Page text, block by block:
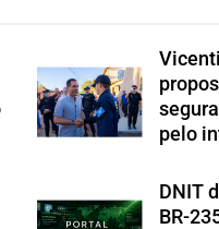
pelo
DNIT
BR-